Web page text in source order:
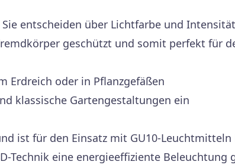
Sie entscheiden über Lichtfarbe und Intensität
geschützt und somit perfekt für
Erdreich oder in Pflanzgefäßen
klassische Gartengestaltungen ein
ist für den Einsatz mit GU10-
Technik eine energieeffiziente Beleuchtung